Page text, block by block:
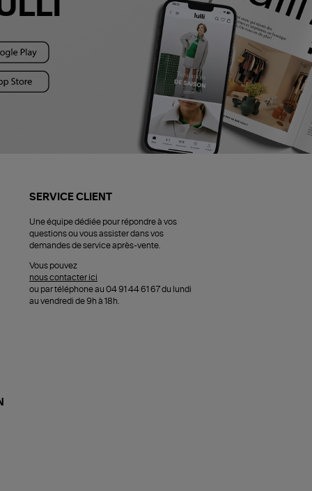
SERVICE CLIENT
Une équipe dédiée pour répondre à vos
questions ou vous assister dans vos
demandes de service après-vente.
Vous pouvez
nous contacter ici
ou par téléphone au 04 91 44 61 67 du lundi
au vendredi de 9h à 18h.